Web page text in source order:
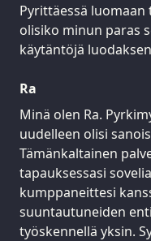
Pyrittäessä
olisiko minun paras
käytäntöjä
Ra
Minä olen Ra.
uudelleen olisi
Tämänkaltainen
tapauksessasi
kumppaneittesi
suuntautuneiden
työskennellä yksin.